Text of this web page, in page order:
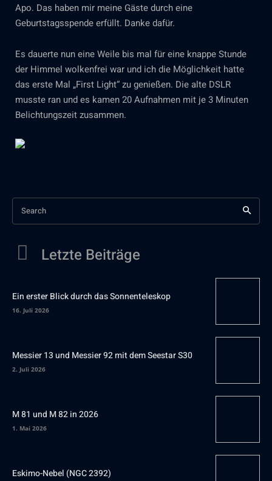
Apo. Das haben mir meine Gäste durch eine
Geburtstagsspende erfüllt. Danke dafür.
Es dauerte nun eine Weile bis mal für eine knappe Stunde
der Himmel wolkenfrei war und ich die Möglichkeit hatte
das erste Mal „First Light“ zu genießen. Die alte DSLR
musste ran und es kamen 20 Aufnahmen mit je 3 Minuten
Belichtungszeit zusammen.
Search
Letzte Beiträge
Ein erster Blick durch das Sonnenteleskop
16. Juli 2026
Messier 13 und Messier 92 mit dem Seestar S30
2. Juli 2026
M 81 und M 82 in 2026
1. Mai 2026
Eskimo-Nebel (NGC 2392)